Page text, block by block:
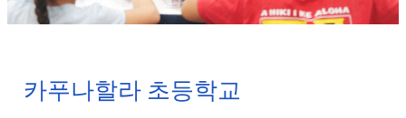
카푸나할라 초등학교